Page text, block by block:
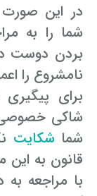
در این صورت
شما را به
بردن دوست
نامشروع را
برای
شاکی خصوصی
شما شکایت
قانون به این
با مراجعه